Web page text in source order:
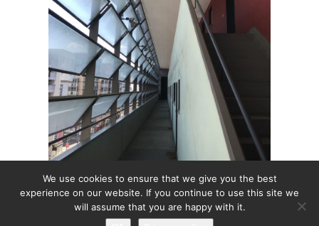
We use cookies to ensure that we give you the best
experience on our website. If you continue to use this site we
will assume that you are happy with it.